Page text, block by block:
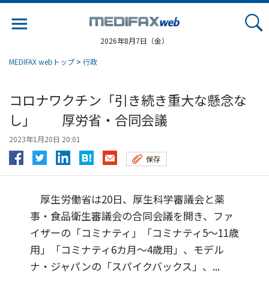
2026年8月7日（金）
MEDIFAX webトップ > 行政
コロナワクチン「引き続き重大な懸念な
し」 厚労省・合同会議
2023年1月20日 20:01
保存
厚生労働省は20日、厚生科学審議会と薬
事・食品衛生審議会の合同会議を開き、ファ
イザーの「コミナティ」「コミナティ5～11歳
用」「コミナティ6カ月～4歳用」、モデル
ナ・ジャパンの「スパイクバックス」、...